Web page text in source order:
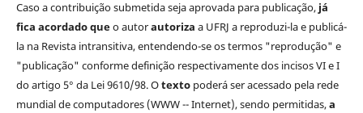
Caso a contribuição submetida seja aprovada para publicação, já
fica acordado queo autorautoriza a UFRJ a reproduzi-la e publicá-
la na Revista intransitiva, entendendo-se os termos "reprodução" e
"publicação" conforme definição respectivamente dos incisos VI e I
do artigo 5° da Lei 9610/98. Otexto poderá ser acessado pela rede
mundial de computadores (WWW -- Internet), sendo permitidas,a